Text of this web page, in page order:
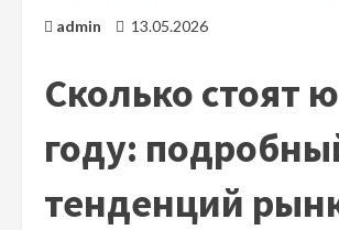
admin 13.05.2026
Сколько стоят
году:
тенденций